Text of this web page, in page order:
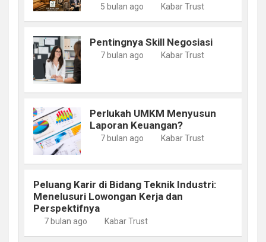
5 bulan ago Kabar Trust
Pentingnya Skill Negosiasi
7 bulan ago Kabar Trust
Perlukah UMKM Menyusun
Laporan Keuangan?
7 bulan ago Kabar Trust
Peluang Karir di Bidang Teknik Industri:
Menelusuri Lowongan Kerja dan
Perspektifnya
7 bulan ago Kabar Trust